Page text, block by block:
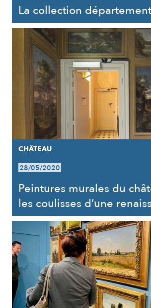
La collection
CHÂTEAU
28/05/2020
Peintures murales du
les coulisses d’une